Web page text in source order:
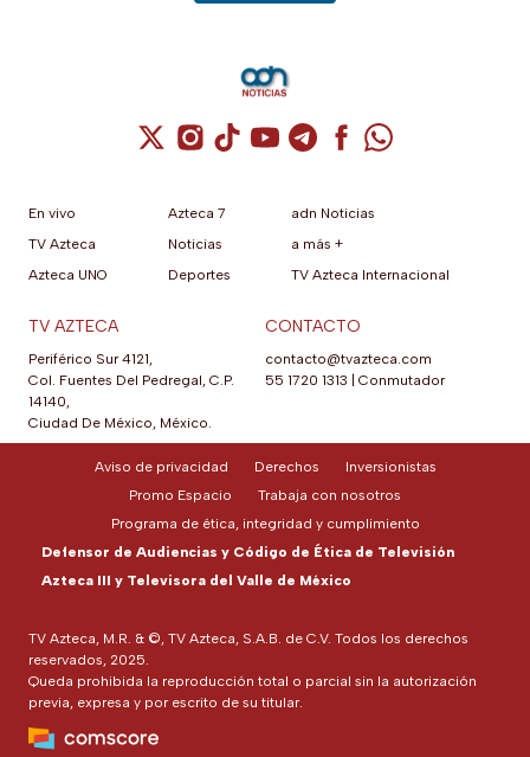
Cuenta de X / Twitter (se abre en una
Cuenta de Instagram (se abre en una
Cuenta de TikTok (se abre en
Cuenta de YouTube (se abre
Cuenta de Telegram (se
Cuenta de
Cuenta de
En vivo
TV Azteca
Azteca UNO
Azteca 7
Noticias
Deportes
adn Noticias
a más +
TV Azteca Internacional
TV AZTECA
Periférico Sur 4121,
Col. Fuentes Del Pedregal, C.P.
14140,
Ciudad De México, México.
CONTACTO
contacto@tvazteca.com
55 1720 1313
Conmutador
TV Azteca, M.R. & ©, TV Azteca, S.A.B. de C.V. Todos los derechos
reservados, 2025.
Queda prohibida la reproducción total o parcial sin la autorización
previa, expresa y por escrito de su titular.
Aviso de privacidad Derechos
Inversionistas
Promo Espacio
Trabaja con nosotros
Programa de ética, integridad y cumplimiento
Defensor de Audiencias y Código de Ética de Televisión
Azteca III y Televisora del Valle de México